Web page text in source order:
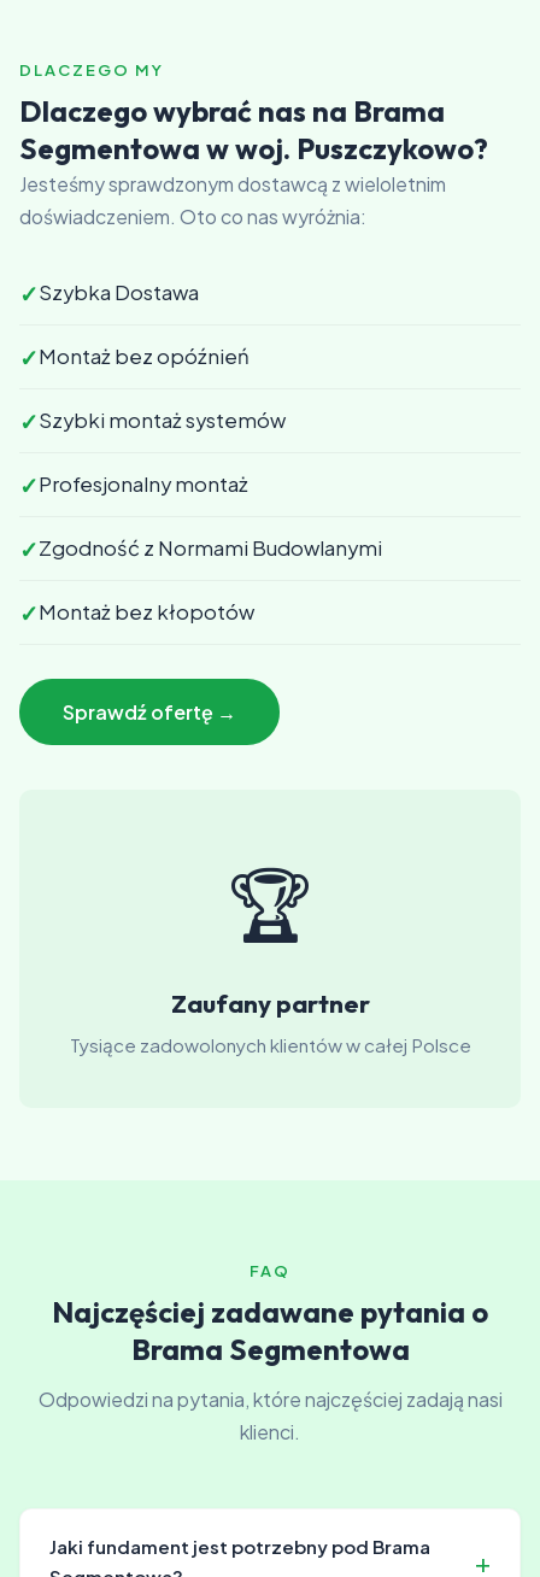
DLACZEGO MY
Dlaczego wybrać nas na Brama
Segmentowa w woj. Puszczykowo?
Jesteśmy sprawdzonym dostawcą z wieloletnim
doświadczeniem. Oto co nas wyróżnia:
✓Szybka Dostawa
✓Montaż bez opóźnień
✓Szybki montaż systemów
✓Profesjonalny montaż
✓Zgodność z Normami Budowlanymi
✓Montaż bez kłopotów
Sprawdź ofertę →
🏆
Zaufany partner
Tysiące zadowolonych klientów w całej Polsce
FAQ
Najczęściej zadawane pytania o
Brama Segmentowa
Odpowiedzi na pytania, które najczęściej zadają nasi
klienci.
Jaki fundament jest potrzebny pod Brama